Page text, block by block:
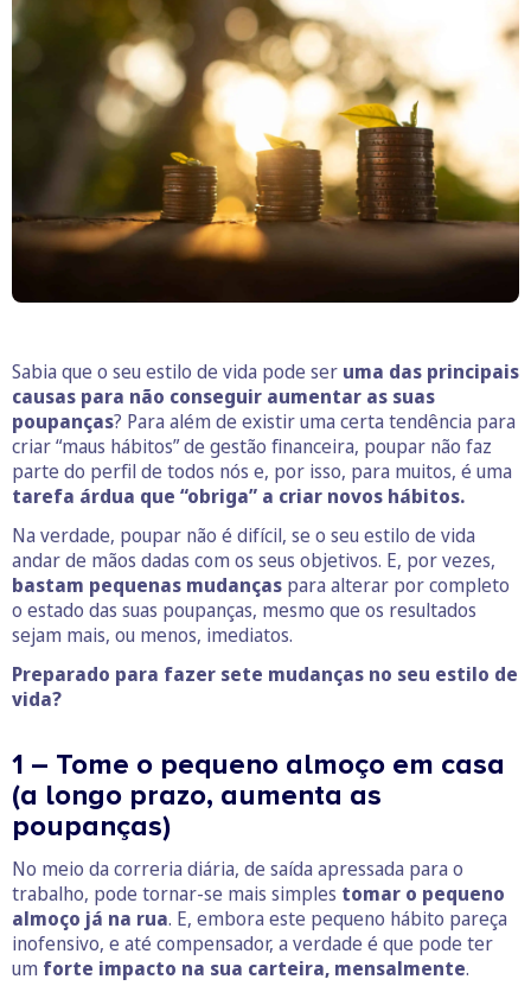
Sabia que o seu estilo de vida pode ser uma das principais
causas para não conseguir aumentar as suas
poupanças? Para além de existir uma certa tendência para
criar “maus hábitos” de gestão financeira, poupar não faz
parte do perfil de todos nós e, por isso, para muitos, é uma
tarefa árdua que “obriga” a criar novos hábitos.
Na verdade, poupar não é difícil, se o seu estilo de vida
andar de mãos dadas com os seus objetivos. E, por vezes,
bastam pequenas mudanças para alterar por completo
o estado das suas poupanças, mesmo que os resultados
sejam mais, ou menos, imediatos.
Preparado para fazer sete mudanças no seu estilo de
vida?
1 – Tome o pequeno almoço em casa
(a longo prazo, aumenta as
poupanças)
No meio da correria diária, de saída apressada para o
trabalho, pode tornar-se mais simples tomar o pequeno
almoço já na rua. E, embora este pequeno hábito pareça
inofensivo, e até compensador, a verdade é que pode ter
um forte impacto na sua carteira, mensalmente.